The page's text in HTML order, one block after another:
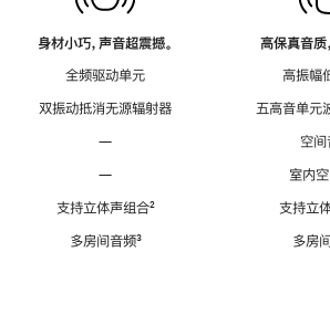
身材小巧，声音超震撼。
全频驱动单元
双振动抵消无源辐射器
—
—
支持立体声组合脚
²
多房间音频脚
³
高保真音质
高振幅
五高音单元
空间
室内
支持立
多房